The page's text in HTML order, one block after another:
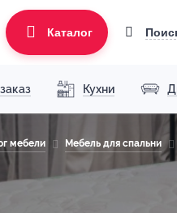
Каталог
Кухни
мебели Мебель для спальни